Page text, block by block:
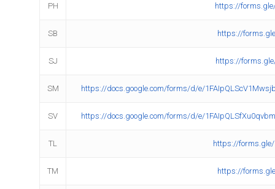
PH https://
SB https://
SJ https://
SM https://docs.google.com/forms/d/e/
SV https://docs.google.com/forms/d/e/
TL https://forms.gle/
TM https://